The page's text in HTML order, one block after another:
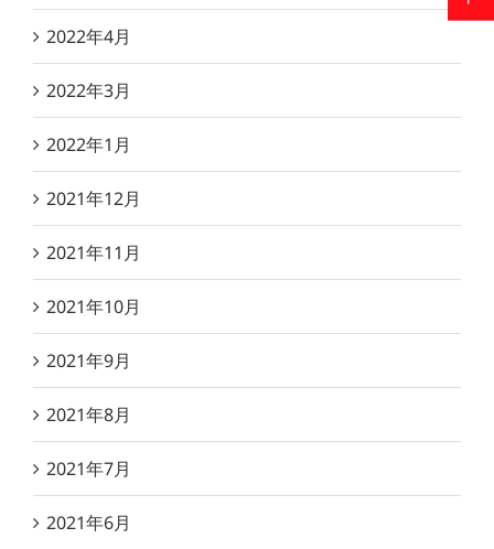
2022年4月
2022年3月
2022年1月
2021年12月
2021年11月
2021年10月
2021年9月
2021年8月
2021年7月
2021年6月